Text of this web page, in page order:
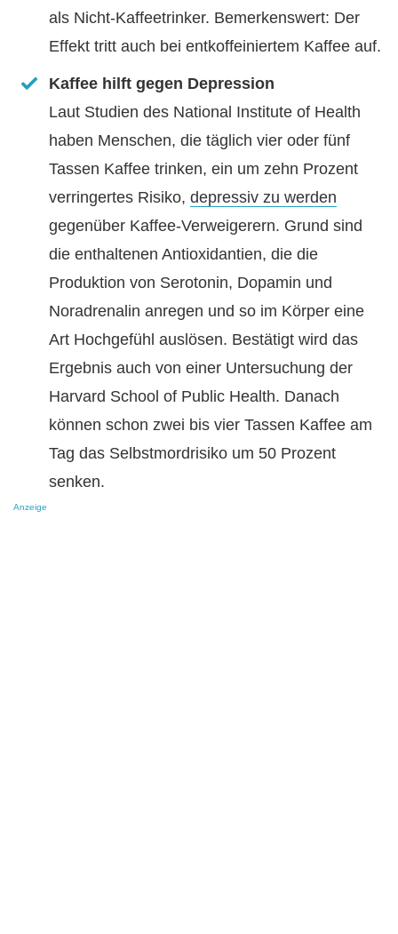
als Nicht-Kaffeetrinker. Bemerkenswert: Der
Effekt tritt auch bei entkoffeiniertem Kaffee auf.
Kaffee hilft gegen Depression
Laut Studien des National Institute of Health
haben Menschen, die täglich vier oder fünf
Tassen Kaffee trinken, ein um zehn Prozent
verringertes Risiko, depressiv zu werden
gegenüber Kaffee-Verweigerern. Grund sind
die enthaltenen Antioxidantien, die die
Produktion von Serotonin, Dopamin und
Noradrenalin anregen und so im Körper eine
Art Hochgefühl auslösen. Bestätigt wird das
Ergebnis auch von einer Untersuchung der
Harvard School of Public Health. Danach
können schon zwei bis vier Tassen Kaffee am
Tag das Selbstmordrisiko um 50 Prozent
senken.
Anzeige